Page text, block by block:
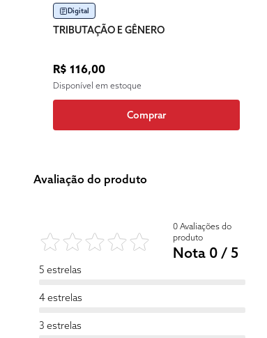
Digital
TRIBUTAÇÃO E GÊNERO
R$ 116,00
Disponível em estoque
Comprar
Avaliação do produto
0 Avaliações do
produto
Nota 0 / 5
5 estrelas
4 estrelas
3 estrelas